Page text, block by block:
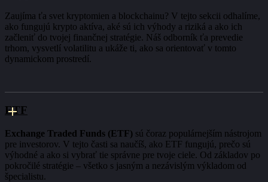
Zaujíma ťa svet kryptomien a blockchainu? V tejto sekcii odhalíme,
ako fungujú krypto aktíva, aké sú ich výhody a riziká a ako ich
začleniť do tvojej finančnej stratégie. Náš odborník ťa prevedie
trhom, vysvetlí volatilitu a ukáže ti, ako sa orientovať v tomto
dynamickom prostredí.
ETF
Exchange Traded Funds (ETF) sú čoraz populárnejším nástrojom
pre investorov. V tejto časti sa naučíš, ako ETF fungujú, prečo sú
výhodné a ako si vybrať tie správne pre tvoje ciele. Od základov po
pokročilé stratégie – všetko s jasným a nezávislým výkladom od
špecialistu.